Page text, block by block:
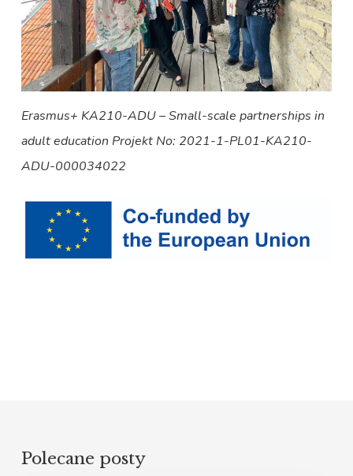
Erasmus+ KA210-ADU – Small-scale partnerships in
adult education Projekt No: 2021-1-PL01-KA210-
ADU-000034022
Polecane posty